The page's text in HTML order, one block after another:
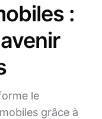
:
le
grâce à